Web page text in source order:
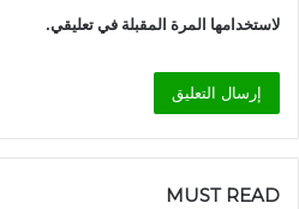
لاستخدامها المرة المقبلة في تعليقي.
MUST READ